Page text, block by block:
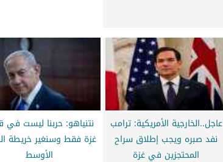
عاجل..الخارجية الأمريكية: ترامب
نفد صبره ويجب إطلاق سراح
المحتجزين في غزة
نتنياهو: حربنا ليست في
غزة فقط وسنغير خريطة
الأوسط